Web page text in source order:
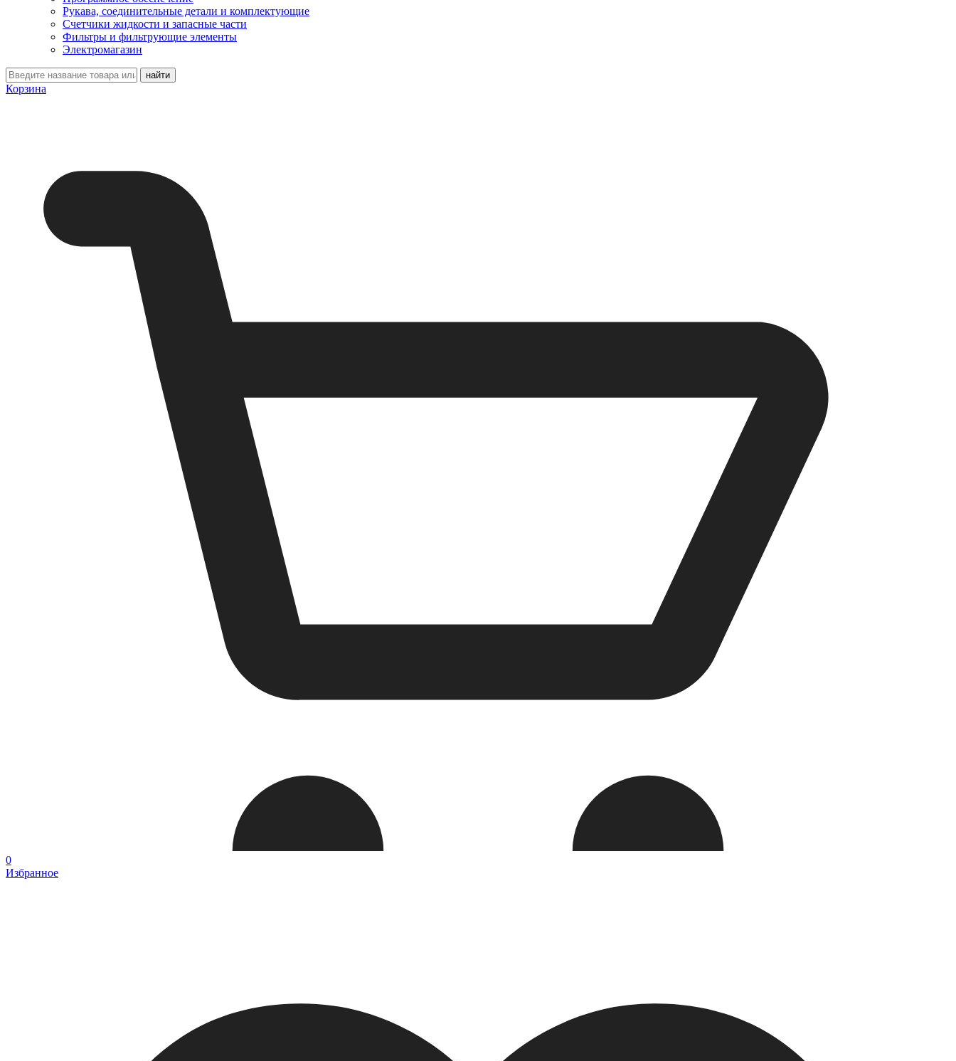
Рукава, соединительные детали и комплектующие
Счетчики жидкости и запасные части
Фильтры и фильтрующие элементы
Электромагазин
Корзина
0
Избранное